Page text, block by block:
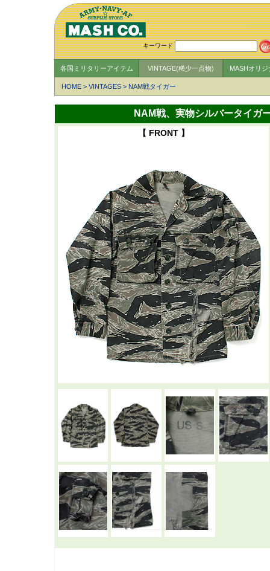
キーワード
各国ミリタリーアイテム VINTAGE(稀少一点物) MASHオリ
HOME > VINTAGES > NAM戦タイガー
NAM戦、実物シルバータイガ
【 FRONT 】